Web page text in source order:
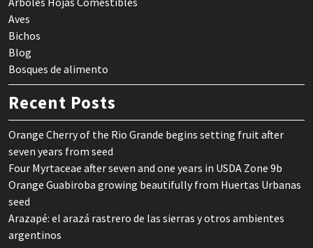
Aves
Bichos
Blog
Bosques de alimento
Recent Posts
Orange Cherry of the Rio Grande begins setting fruit after
seven years from seed
Four Myrtaceae after seven and one years in USDA Zone 9b
Orange Guabiroba growing beautifully from Huertas Urbanas
seed
Arazapé: el arazá rastrero de las sierras y otros ambientes
argentinos